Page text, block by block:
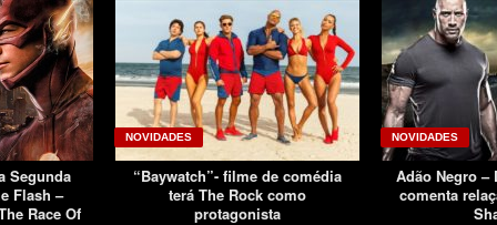
Segunda
Flash –
Race Of
NOVIDADES
“Baywatch”- filme de comédia
terá The Rock como
protagonista
NOVIDADES
Adão Negro –
comenta